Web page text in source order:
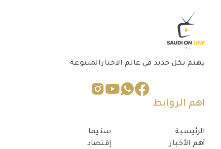
يهتم بكل جديد في عالم الاخبارالمتنوعة
اهم الروابط
الرئيسية
أهم الأخبار
سنيما
إقتصاد